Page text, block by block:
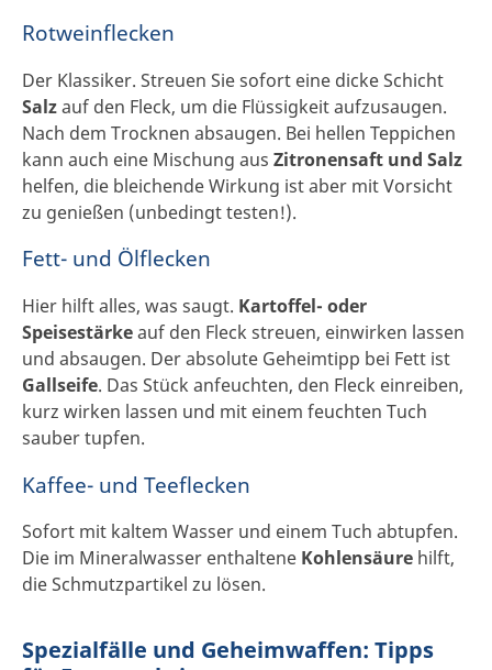
Rotweinflecken
Der Klassiker. Streuen Sie sofort eine dicke Schicht
Salzauf den Fleck, um die Flüssigkeit aufzusaugen.
Nach dem Trocknen absaugen. Bei hellen Teppichen
kann auch eine Mischung aus Zitronensaft und Salz
helfen, die bleichende Wirkung ist aber mit Vorsicht
zu genießen (unbedingt testen!).
Fett- und Ölflecken
Hier hilft alles, was saugt. Kartoffel- oder
Speisestärkeauf den Fleck streuen, einwirken lassen
und absaugen. Der absolute Geheimtipp bei Fett ist
Gallseife. Das Stück anfeuchten, den Fleck einreiben,
kurz wirken lassen und mit einem feuchten Tuch
sauber tupfen.
Kaffee- und Teeflecken
Sofort mit kaltem Wasser und einem Tuch abtupfen.
Die im Mineralwasser enthaltene Kohlensäure hilft,
die Schmutzpartikel zu lösen.
Spezialfälle und Geheimwaffen: Tipps